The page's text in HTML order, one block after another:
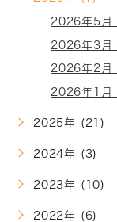
2026年5月
2026年3月
2026年2月
2026年1月
2025年 (21)
2024年 (3)
2023年 (10)
2022年 (6)